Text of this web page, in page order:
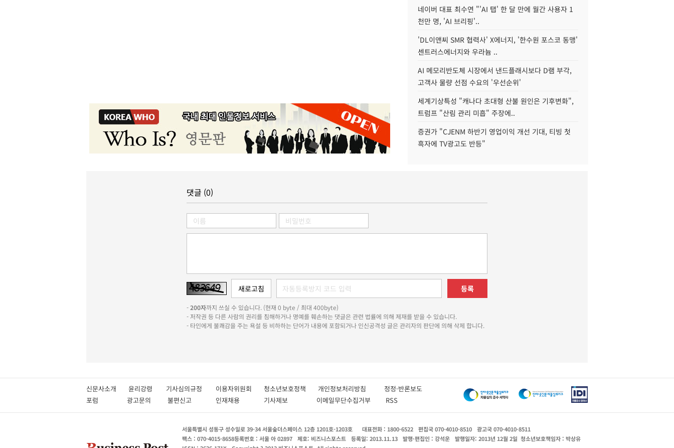
네이버 대표 최수연 "'AI 탭' 한 달 만에 월간 사용자 1
천만 명, 'AI 브리핑'..
'DL이앤씨 SMR 협력사' X에너지, '한수원 포스코 동맹'
센트러스에너지와 우라늄 ..
AI 메모리반도체 시장에서 낸드플래시보다 D램 부각,
고객사 물량 선점 수요의 '우선순위'
세계기상특성 "캐나다 초대형 산불 원인은 기후변화",
트럼프 "산림 관리 미흡" 주장에..
증권가 "CJENM 하반기 영업이익 개선 기대, 티빙 첫
흑자에 TV광고도 반등"
댓글 (0)
등록
-200자까지 쓰실 수 있습니다. (현재 0 byte / 최대 400byte)
- 저작권 등 다른 사람의 권리를 침해하거나 명예를 훼손하는 댓글은 관련 법률에 의해 제재를 받을 수 있습니다.
- 타인에게 불쾌감을 주는 욕설 등 비하하는 단어가 내용에 포함되거나 인신공격성 글은 관리자의 판단에 의해 삭제 합니다.
신문사소개 윤리강령 기사심의규정 이용자위원회 청소년보호정책 개인정보처리방침 정정·반론보도
포럼
광고문의 불편신고 인재채용 기사제보 이메일무단수집거부 RSS
서울특별시 성동구 성수일로 39-34 서울숲더스페이스 12층 1201호-1203호 대표전화 : 1800-6522 편집국 070-4010-8510
광고국 070-4010-8511
팩스 : 070-4015-8658등록번호 : 서울 아 02897 제호: 비즈니스포스트 등록일: 2013.11.13 발행·편집인 : 강석운 발행일자: 2013년 12월 2일 청소년보호책임자 : 박상유